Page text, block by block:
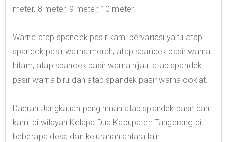
meter, 8 meter, 9 meter, 10 meter.
Warna atap spandek pasir kami bervariasi yaitu atap
spandek pasir warna merah, atap spandek pasir warna
hitam, atap spandek pasir warna hijau, atap spandek
pasir warna biru dan atap spandek pasir warna coklat.
Daerah Jangkauan pengiriman atap spandek pasir dari
kami di wilayah Kelapa Dua Kabupaten Tangerang di
beberapa desa dan kelurahan antara lain :